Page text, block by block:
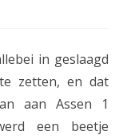
in geslaagd
zetten, en dat
aan Assen 1
een beetje